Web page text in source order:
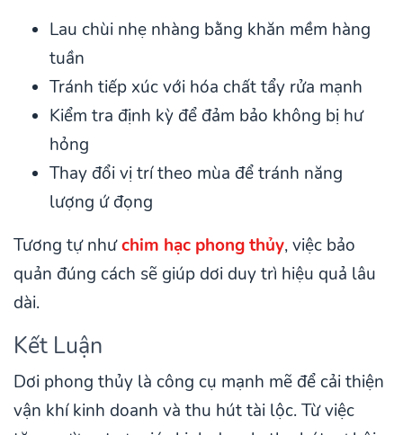
Lau chùi nhẹ nhàng bằng khăn mềm hàng
tuần
Tránh tiếp xúc với hóa chất tẩy rửa mạnh
Kiểm tra định kỳ để đảm bảo không bị hư
hỏng
Thay đổi vị trí theo mùa để tránh năng
lượng ứ đọng
Tương tự nhưchim hạc phong thủy, việc bảo
quản đúng cách sẽ giúp dơi duy trì hiệu quả lâu
dài.
Kết Luận
Dơi phong thủy là công cụ mạnh mẽ để cải thiện
vận khí kinh doanh và thu hút tài lộc. Từ việc